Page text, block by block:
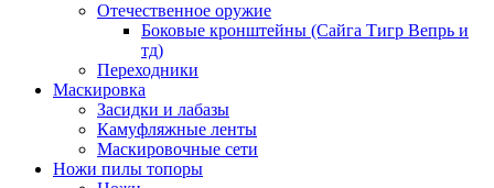
Отечественное оружие
Боковые кронштейны (Сайга Тигр Вепрь и
тд)
Переходники
Маскировка
Засидки и лабазы
Камуфляжные ленты
Маскировочные сети
Ножи пилы топоры